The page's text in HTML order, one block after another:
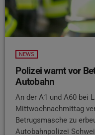
NEWS
Polizei warnt vor
Autobahn
An der A1 und A60 bei
Mittwochnachmittag
Betrugsmasche zu
Autobahnpolizei